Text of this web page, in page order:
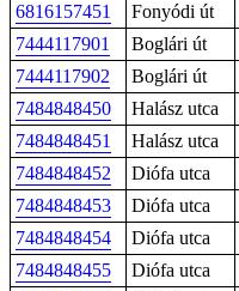
6816157451
Fonyódi út
7444117901
Boglári út
7444117902
Boglári út
7484848450
Halász utca
7484848451
Halász utca
7484848452
Diófa utca
7484848453
Diófa utca
7484848454
Diófa utca
7484848455
Diófa utca